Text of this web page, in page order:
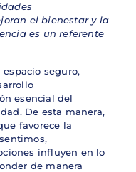
el bienestar y la
es un referente
seguro,
esencial del
De esta manera,
favorece la
influyen en lo
de manera